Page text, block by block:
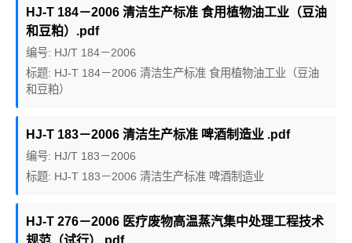
HJ-T 184－2006 清洁生产标准 食用植物油工业（豆油
和豆粕）.pdf
编号: HJ/T 184－2006
标题: HJ-T 184－2006 清洁生产标准 食用植物油工业（豆油
和豆粕）
HJ-T 183－2006 清洁生产标准 啤酒制造业 .pdf
编号: HJ/T 183－2006
标题: HJ-T 183－2006 清洁生产标准 啤酒制造业
HJ-T 276－2006 医疗废物高温蒸汽集中处理工程技术
规范（试行）.pdf